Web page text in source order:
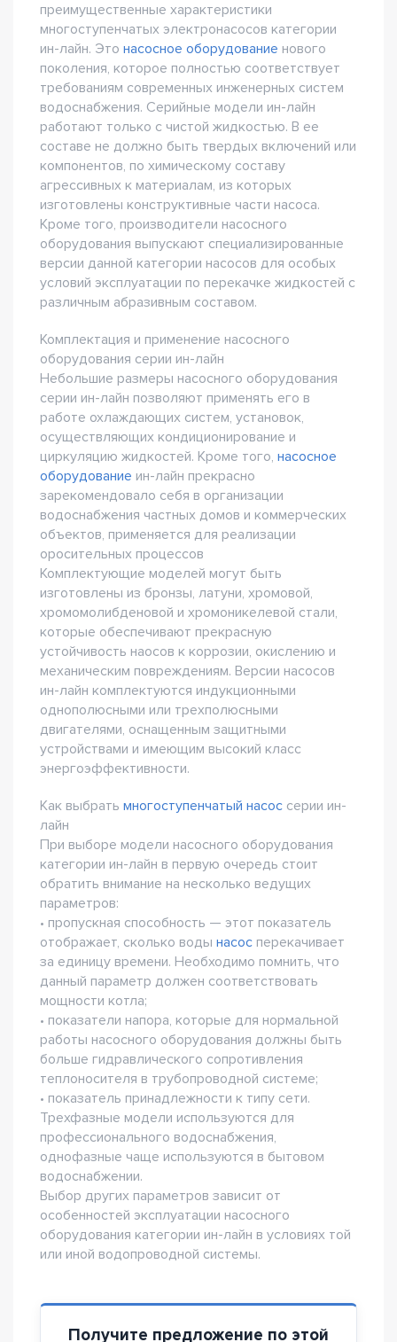
преимущественные характеристики
многоступенчатых электронасосов категории
ин-лайн. Это насосное оборудование нового
поколения, которое полностью соответствует
требованиям современных инженерных систем
водоснабжения. Серийные модели ин-лайн
работают только с чистой жидкостью. В ее
составе не должно быть твердых включений или
компонентов, по химическому составу
агрессивных к материалам, из которых
изготовлены конструктивные части насоса.
Кроме того, производители насосного
оборудования выпускают специализированные
версии данной категории насосов для особых
условий эксплуатации по перекачке жидкостей с
различным абразивным составом.
Комплектация и применение насосного
оборудования серии ин-лайн
Небольшие размеры насосного оборудования
серии ин-лайн позволяют применять его в
работе охлаждающих систем, установок,
осуществляющих кондиционирование и
циркуляцию жидкостей. Кроме того, насосное
оборудование ин-лайн прекрасно
зарекомендовало себя в организации
водоснабжения частных домов и коммерческих
объектов, применяется для реализации
оросительных процессов
Комплектующие моделей могут быть
изготовлены из бронзы, латуни, хромовой,
хромомолибденовой и хромоникелевой стали,
которые обеспечивают прекрасную
устойчивость наосов к коррозии, окислению и
механическим повреждениям. Версии насосов
ин-лайн комплектуются индукционными
однополюсными или трехполюсными
двигателями, оснащенным защитными
устройствами и имеющим высокий класс
энергоэффективности.
Как выбрать многоступенчатый насос серии ин-
лайн
При выборе модели насосного оборудования
категории ин-лайн в первую очередь стоит
обратить внимание на несколько ведущих
параметров:
• пропускная способность — этот показатель
отображает, сколько воды насос перекачивает
за единицу времени. Необходимо помнить, что
данный параметр должен соответствовать
мощности котла;
• показатели напора, которые для нормальной
работы насосного оборудования должны быть
больше гидравлического сопротивления
теплоносителя в трубопроводной системе;
• показатель принадлежности к типу сети.
Трехфазные модели используются для
профессионального водоснабжения,
однофазные чаще используются в бытовом
водоснабжении.
Выбор других параметров зависит от
особенностей эксплуатации насосного
оборудования категории ин-лайн в условиях той
или иной водопроводной системы.
Получите предложение по этой